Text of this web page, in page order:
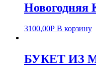
Новогодняя
3100,00Р В корзину
БУКЕТ ИЗ